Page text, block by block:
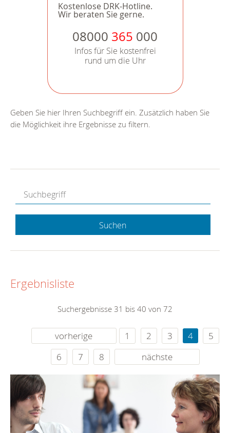
Kostenlose DRK-Hotline.
Wir beraten Sie gerne.
08000 365 000
Infos für Sie kostenfrei
rund um die Uhr
Geben Sie hier Ihren Suchbegriff ein. Zusätzlich haben Sie
die Möglichkeit ihre Ergebnisse zu filtern.
Suchen
Ergebnisliste
Suchergebnisse 31 bis 40 von 72
vorherige 1 2 3 4
5
6
7 8 nächste